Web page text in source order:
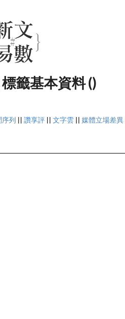
籤基本資料 ()
序列 || 讚享評 || 文字雲 || 媒體立場差異